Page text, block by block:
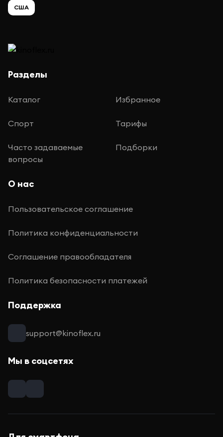
США
Разделы
Каталог Избранное
Спорт Тарифы
Часто задаваемые
вопросы
Подборки
О нас
Пользовательское соглашение
Политика конфиденциальности
Соглашение правообладателя
Политика безопасности платежей
Поддержка
support@kinoflex.ru
Мы в соцсетях